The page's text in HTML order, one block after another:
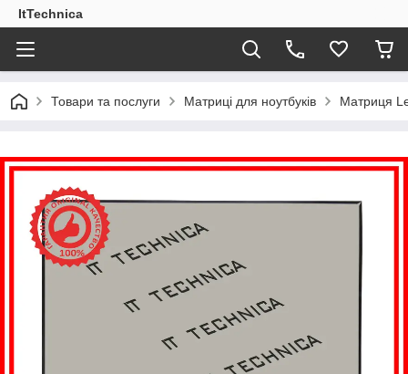
ItTechnica
Товари та послуги Матриці для ноутбуків Матриця